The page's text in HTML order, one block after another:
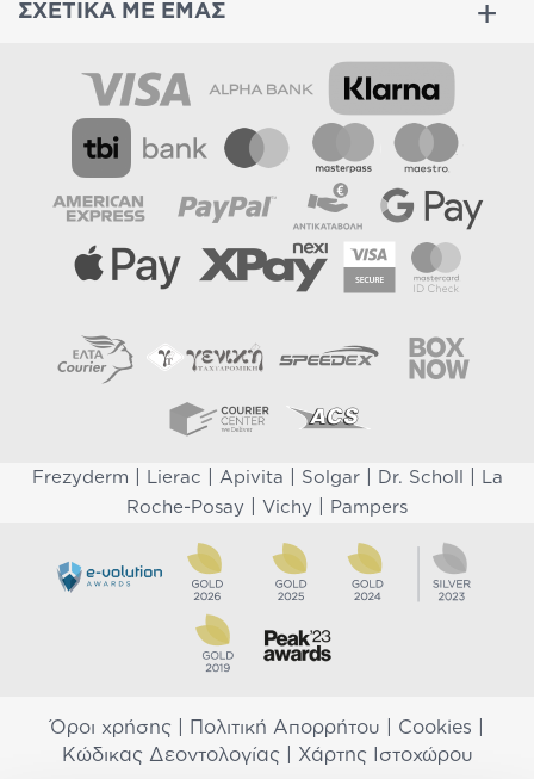
ΣΧΕΤΙΚΑ ΜΕ ΕΜΑΣ
Frezyderm Lierac Apivita Solgar| Dr. Scholl
La
Roche-Posay
Vichy Pampers
Όροι χρήσης Πολιτική Απορρήτου Cookies
Κώδικας Δεοντολογίας| Χάρτης Ιστοχώρου